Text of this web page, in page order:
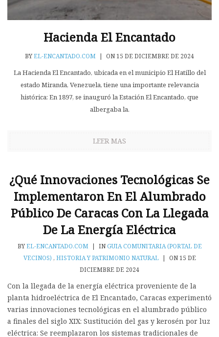
Hacienda El Encantado
BYEL-ENCANTADO.COM | ON 15 DE DICIEMBRE DE 2024
La Hacienda El Encantado, ubicada en el municipio El Hatillo del
estado Miranda, Venezuela, tiene una importante relevancia
histórica: En 1897, se inauguró la Estación El Encantado, que
albergaba la.
LEER MAS
¿Qué Innovaciones Tecnológicas Se
Implementaron En El Alumbrado
Público De Caracas Con La Llegada
De La Energía Eléctrica
BYEL-ENCANTADO.COM | INGUIA COMUNITARIA (PORTAL DE
VECINOS) , HISTORIA Y PATRIMONIO NATURAL | ON 15 DE
DICIEMBRE DE 2024
Con la llegada de la energía eléctrica proveniente de la
planta hidroeléctrica de El Encantado, Caracas experimentó
varias innovaciones tecnológicas en el alumbrado público
a finales del siglo XIX: Sustitución del gas y kerosén por luz
eléctrica: Se reemplazaron los sistemas tradicionales de